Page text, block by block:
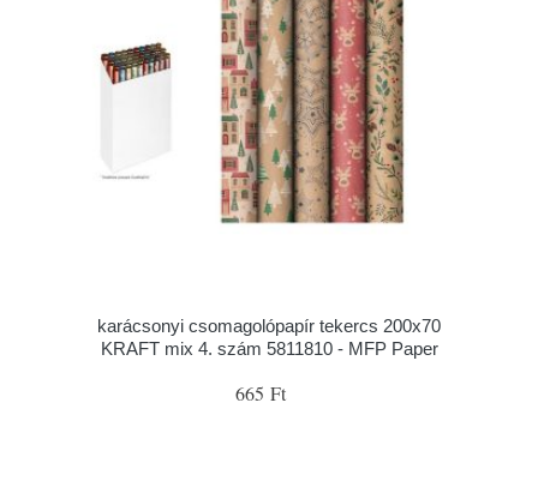
karácsonyi csomagolópapír tekercs 200x70
KRAFT mix 4. szám 5811810 - MFP Paper
665 Ft